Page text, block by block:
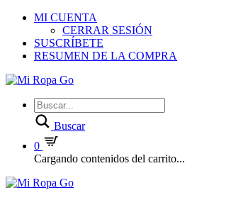
MI CUENTA
CERRAR SESIÓN
SUSCRÍBETE
RESUMEN DE LA COMPRA
Buscar
0
Cargando contenidos del carrito...